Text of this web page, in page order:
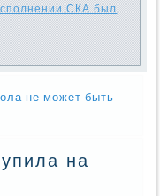
СКА был
не может быть
на